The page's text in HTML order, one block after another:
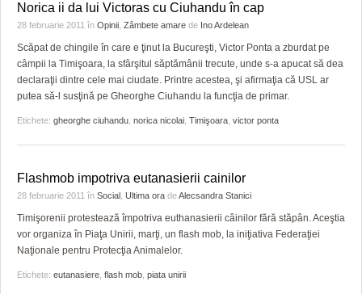
Norica ii da lui Victoras cu Ciuhandu în cap
28 februarie 2011 în Opinii Zâmbete amare de Ino Ardelean
Scăpat de chingile în care e ţinut la Bucureşti, Victor Ponta a zburdat pe
câmpii la Timişoara, la sfârşitul săptămânii trecute, unde s-a apucat să dea
declaraţii dintre cele mai ciudate. Printre acestea, şi afirmaţia că USL ar
putea să-l susţină pe Gheorghe Ciuhandu la funcţia de primar.
Etichete: gheorghe ciuhandu norica nicolai Timişoara victor ponta
Flashmob impotriva eutanasierii cainilor
28 februarie 2011 în Social Ultima ora deAlecsandra Stanici
Timişorenii protestează împotriva euthanasierii câinilor fără stăpân. Aceştia
vor organiza în Piaţa Unirii, marţi, un flash mob, la iniţiativa Federaţiei
Naţionale pentru Protecţia Animalelor.
Etichete: eutanasiere flash mob piata unirii